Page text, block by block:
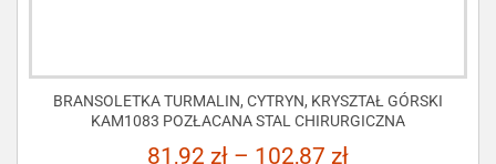
BRANSOLETKA TURMALIN, CYTRYN, KRYSZTAŁ GÓRSKI
KAM1083 POZŁACANA STAL CHIRURGICZNA
81,92 zł – 102,87 zł